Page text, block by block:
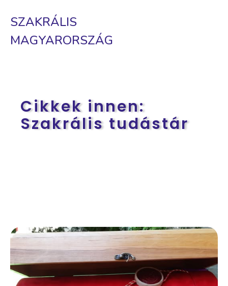
SZAKRÁLIS
MAGYARORSZÁG
Cikkek innen:
Szakrális tudástár